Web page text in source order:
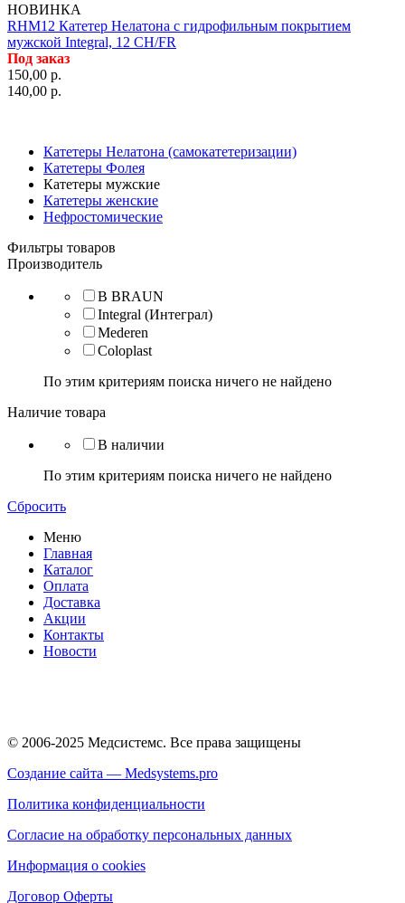
НОВИНКА
RHM12 Катетер Нелатона с гидрофильным покрытием
мужской Integral, 12 CH/FR
Под заказ
150,00 р.
140,00 р.
Катетеры Нелатона (самокатетеризации)
Катетеры Фолея
Катетеры мужские
Катетеры женские
Нефростомические
Фильтры товаров
Производитель
B BRAUN
Integral (Интеграл)
Mederen
Coloplast
По этим критериям поиска ничего не найдено
Наличие товара
В наличии
По этим критериям поиска ничего не найдено
Сбросить
Меню
Главная
Каталог
Оплата
Доставка
Акции
Контакты
Новости
© 2006-2025 Медсистемс. Все права защищены
Создание сайта — Medsystems.pro
Политика конфиденциальности
Согласие на обработку персональных данных
Информация о cookies
Договор Оферты